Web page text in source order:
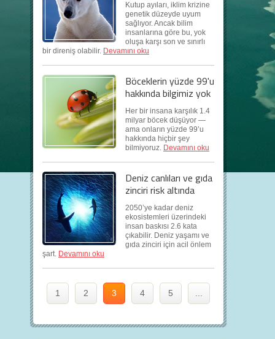
Kutup ayıları, iklim krizine
genetik düzeyde uyum
sağlıyor. Ancak bilim
insanlarına göre bu, yok
oluşa karşı son ve sınırlı
bir direniş olabilir. Devamını oku
Böceklerin yüzde 99'u
hakkında bilgimiz yok
Her bir insana karşılık 1.4
milyar böcek düşüyor —
ama onların yüzde 99’u
hakkında hiçbir şey
bilmiyoruz. Devamını oku
Deniz canlıları ve gıda
zinciri risk altında
2050’ye kadar deniz
ekosistemleri üzerindeki
insan baskısı 2.6 kata
çıkabilir. Deniz yaşamı ve
gıda zinciri için acil önlem
şart. Devamını oku
1 2 3 4 5